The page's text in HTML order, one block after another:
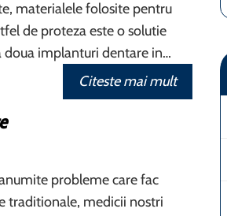
materialele folosite pentru
de proteza este o solutie
doua implanturi dentare in…
Citeste mai mult
probleme care fac
traditionale, medicii nostri